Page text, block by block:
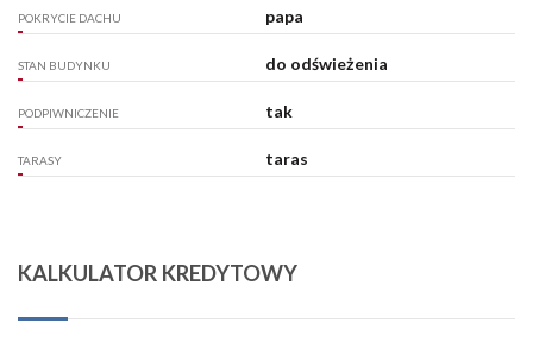
POKRYCIE DACHU papa
STAN BUDYNKU do odświeżenia
PODPIWNICZENIE tak
TARASY taras
KALKULATOR KREDYTOWY